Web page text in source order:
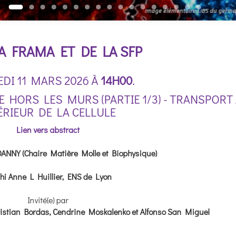
FRAMA ET DE LA SFP
11 MARS 2026 À14H00.
HORS LES MURS (PARTIE 1/3) -
DE LA CELLULE
Lien vers abstract
(Chaire Matière Molle et Biophysique)
Anne L Huillier, ENS de Lyon
Invité(e) par
Bordas, Cendrine Moskalenko et Alfonso San Miguel